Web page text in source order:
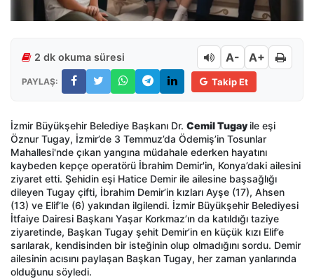
2 dk okuma süresi A- A+
PAYLAŞ: Takip Et
İzmir Büyükşehir Belediye Başkanı Dr. Cemil Tugayile eşi
Öznur Tugay, İzmir’de 3 Temmuz’da Ödemiş’in Tosunlar
Mahallesi'nde çıkan yangına müdahale ederken hayatını
kaybeden kepçe operatörü İbrahim Demir'in, Konya’daki ailesini
ziyaret etti. Şehidin eşi Hatice Demir ile ailesine başsağlığı
dileyen Tugay çifti, İbrahim Demir’in kızları Ayşe (17), Ahsen
(13) ve Elif’le (6) yakından ilgilendi. İzmir Büyükşehir Belediyesi
İtfaiye Dairesi Başkanı Yaşar Korkmaz’ın da katıldığı taziye
ziyaretinde, Başkan Tugay şehit Demir’in en küçük kızı Elif’e
sarılarak, kendisinden bir isteğinin olup olmadığını sordu. Demir
ailesinin acısını paylaşan Başkan Tugay, her zaman yanlarında
olduğunu söyledi.